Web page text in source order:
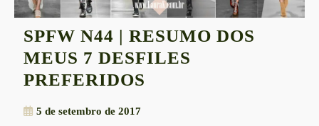
SPFW N44 | RESUMO DOS
MEUS 7 DESFILES
PREFERIDOS
5 de setembro de 20175